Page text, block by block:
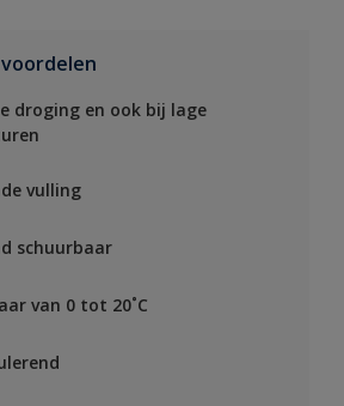
droging en ook bij lage
vulling
schuurbaar
van 0 tot 20˚C